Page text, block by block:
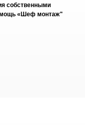
собственными
«Шеф монтаж"